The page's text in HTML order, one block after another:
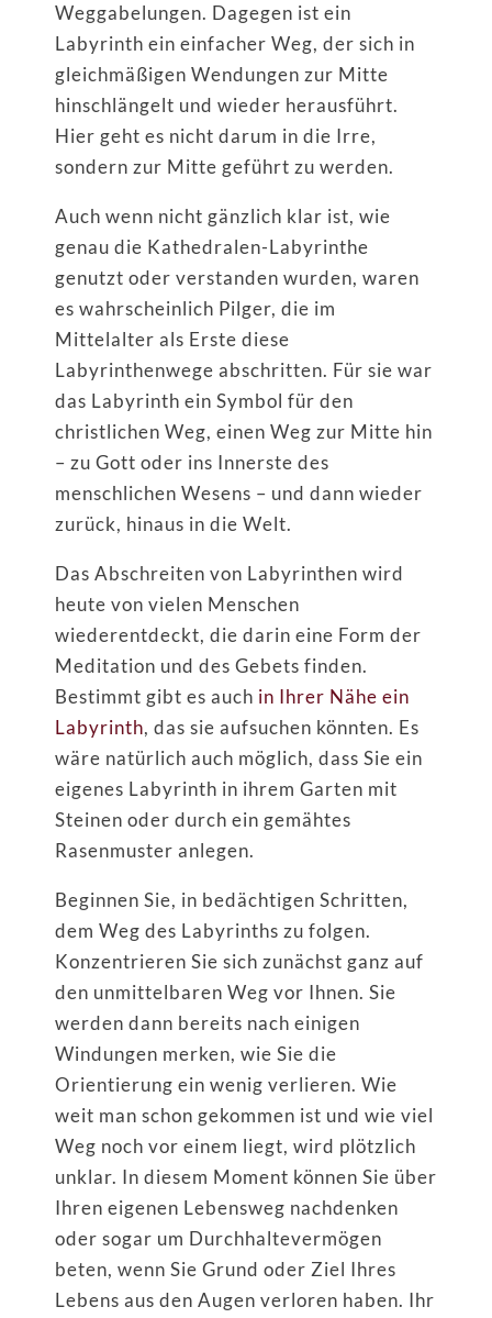
Weggabelungen. Dagegen ist ein
Labyrinth ein einfacher Weg, der sich in
gleichmäßigen Wendungen zur Mitte
hinschlängelt und wieder herausführt.
Hier geht es nicht darum in die Irre,
sondern zur Mitte geführt zu werden.
Auch wenn nicht gänzlich klar ist, wie
genau die Kathedralen-Labyrinthe
genutzt oder verstanden wurden, waren
es wahrscheinlich Pilger, die im
Mittelalter als Erste diese
Labyrinthenwege abschritten. Für sie war
das Labyrinth ein Symbol für den
christlichen Weg, einen Weg zur Mitte hin
– zu Gott oder ins Innerste des
menschlichen Wesens – und dann wieder
zurück, hinaus in die Welt.
Das Abschreiten von Labyrinthen wird
heute von vielen Menschen
wiederentdeckt, die darin eine Form der
Meditation und des Gebets finden.
Bestimmt gibt es auch in Ihrer Nähe ein
Labyrinth, das sie aufsuchen könnten. Es
wäre natürlich auch möglich, dass Sie ein
eigenes Labyrinth in ihrem Garten mit
Steinen oder durch ein gemähtes
Rasenmuster anlegen.
Beginnen Sie, in bedächtigen Schritten,
dem Weg des Labyrinths zu folgen.
Konzentrieren Sie sich zunächst ganz auf
den unmittelbaren Weg vor Ihnen. Sie
werden dann bereits nach einigen
Windungen merken, wie Sie die
Orientierung ein wenig verlieren. Wie
weit man schon gekommen ist und wie viel
Weg noch vor einem liegt, wird plötzlich
unklar. In diesem Moment können Sie über
Ihren eigenen Lebensweg nachdenken
oder sogar um Durchhaltevermögen
beten, wenn Sie Grund oder Ziel Ihres
Lebens aus den Augen verloren haben. Ihr